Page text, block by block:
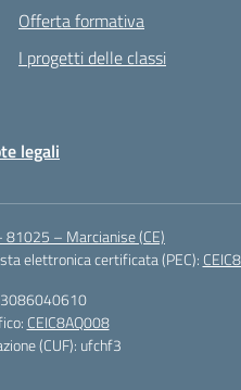
Offerta formativa
I progetti delle classi
legali
– Marcianise (CE)
elettronica certificata (PEC):
CEIC8AQ008
(CUF): ufchf3